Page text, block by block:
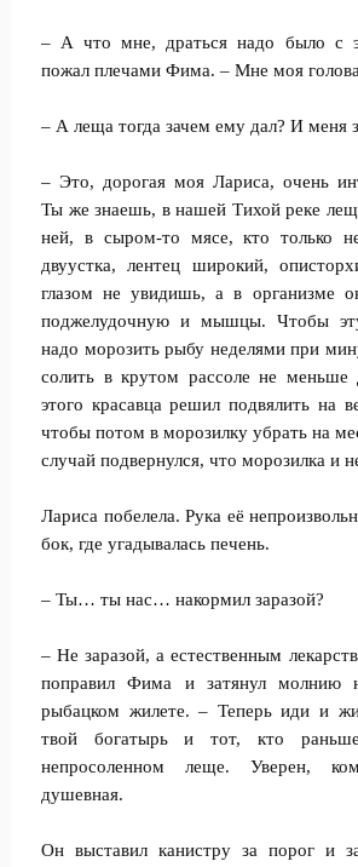
– А что мне, драться надо было с
пожал плечами Фима. – Мне моя
– А леща тогда зачем ему дал? И меня
– Это, дорогая моя Лариса, очень
Ты же знаешь, в нашей Тихой реке
ней, в сыром-то мясе, кто только
двуустка, лентец широкий,
глазом не увидишь, а в организме
поджелудочную и мышцы. Чтобы
надо морозить рыбу неделями при
солить в крутом рассоле не
этого красавца решил подвялить на
чтобы потом в морозилку убрать на
случай подвернулся, что морозилка и
Лариса побелела. Рука её
бок, где угадывалась печень.
– Ты… ты нас… накормил заразой?
– Не заразой, а естественным
поправил Фима и затянул молнию
рыбацком жилете. – Теперь иди и
твой богатырь и тот, кто
непросоленном леще. Уверен,
душевная.
Он выставил канистру за порог и